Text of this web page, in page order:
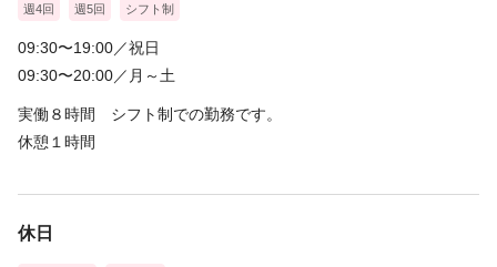
週4回 週5回 シフト制
09:30〜19:00／祝日
09:30〜20:00／月～土
実働８時間 シフト制での勤務です。
休憩１時間
休日